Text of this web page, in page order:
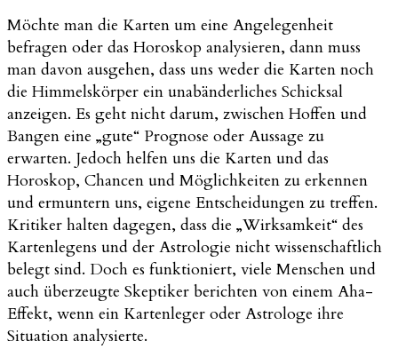
Möchte man die Karten um eine Angelegenheit
befragen oder das Horoskop analysieren, dann muss
man davon ausgehen, dass uns weder die Karten noch
die Himmelskörper ein unabänderliches Schicksal
anzeigen. Es geht nicht darum, zwischen Hoffen und
Bangen eine „gute“ Prognose oder Aussage zu
erwarten. Jedoch helfen uns die Karten und das
Horoskop, Chancen und Möglichkeiten zu erkennen
und ermuntern uns, eigene Entscheidungen zu treffen.
Kritiker halten dagegen, dass die „Wirksamkeit“ des
Kartenlegens und der Astrologie nicht wissenschaftlich
belegt sind. Doch es funktioniert, viele Menschen und
auch überzeugte Skeptiker berichten von einem Aha-
Effekt, wenn ein Kartenleger oder Astrologe ihre
Situation analysierte.